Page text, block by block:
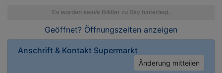
Geöffnet? Öffnungszeiten anzeigen
Anschrift & Kontakt Supermarkt
Änderung mitteilen